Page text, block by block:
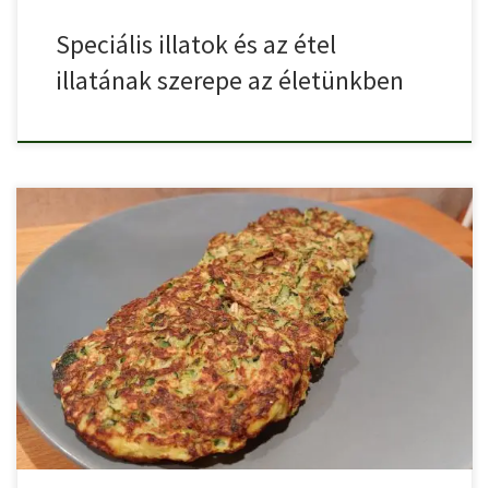
Speciális illatok és az étel
illatának szerepe az életünkben
Cukkini tócsninak számos változata létezik. A zabpelyhes cukkini
tócsni egy […]